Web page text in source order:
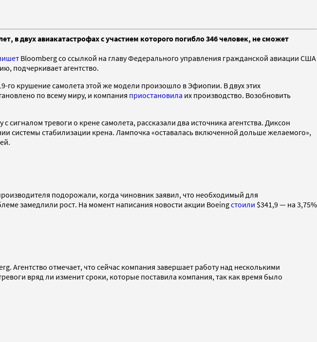
в двух авиакатастрофах с участием которого погибло 346 человек, не сможет
Bloomberg со ссылкой на главу Федерального управления гражданской авиации США
подчеркивает агентство.
го крушение самолета этой же модели произошло в Эфиопии. В двух этих
по всему миру, и компания приостановила их производство. Возобновить
тревоги о крене самолета, рассказали два источника агентства. Диксон
системы стабилизации крена. Лампочка «оставалась включенной дольше желаемого»,
подорожали, когда чиновник заявил, что необходимый для
замедлили рост. На момент написания новости акции Boeingстоили $341,9 — на 3,75%
Агентство отмечает, что сейчас компания завершает работу над несколькими
вряд ли изменит сроки, которые поставила компания, так как время было